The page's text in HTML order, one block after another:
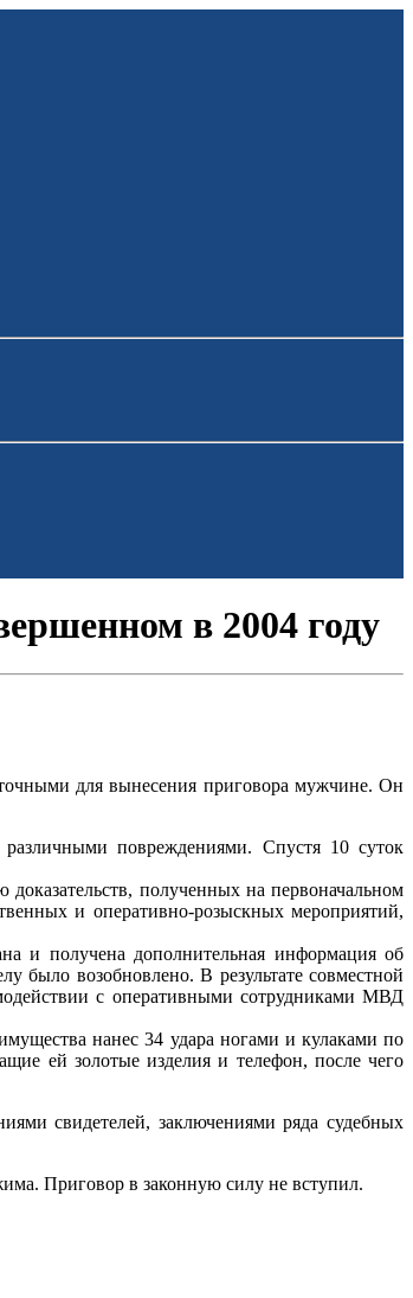
в 2004 году
для вынесения приговора мужчине. Он
повреждениями. Спустя 10 суток
доказательств, полученных на первоначальном
и оперативно-розыскных мероприятий,
и получена дополнительная информация об
было возобновлено. В результате совместной
с оперативными сотрудниками МВД
нанес 34 удара ногами и кулаками по
ей золотые изделия и телефон, после чего
свидетелей, заключениями ряда судебных
Приговор в законную силу не вступил.